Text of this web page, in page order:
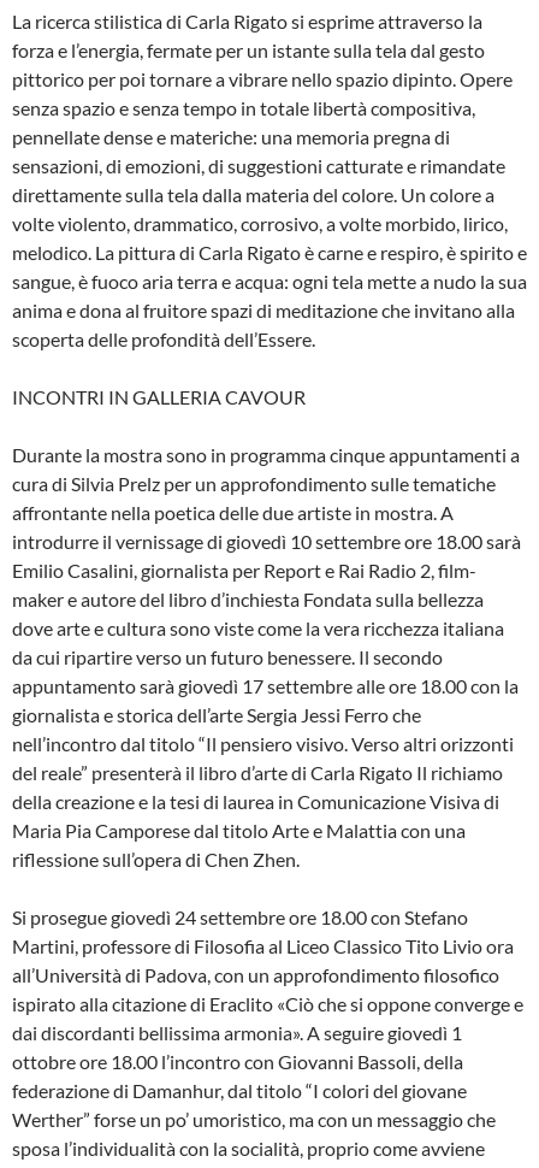
La ricerca stilistica di Carla Rigato si esprime attraverso la
forza e l’energia, fermate per un istante sulla tela dal gesto
pittorico per poi tornare a vibrare nello spazio dipinto. Opere
senza spazio e senza tempo in totale libertà compositiva,
pennellate dense e materiche: una memoria pregna di
sensazioni, di emozioni, di suggestioni catturate e rimandate
direttamente sulla tela dalla materia del colore. Un colore a
volte violento, drammatico, corrosivo, a volte morbido, lirico,
melodico. La pittura di Carla Rigato è carne e respiro, è spirito e
sangue, è fuoco aria terra e acqua: ogni tela mette a nudo la sua
anima e dona al fruitore spazi di meditazione che invitano alla
scoperta delle profondità dell’Essere.
INCONTRI IN GALLERIA CAVOUR
Durante la mostra sono in programma cinque appuntamenti a
cura di Silvia Prelz per un approfondimento sulle tematiche
affrontante nella poetica delle due artiste in mostra. A
introdurre il vernissage di giovedì 10 settembre ore 18.00 sarà
Emilio Casalini, giornalista per Report e Rai Radio 2, film-
maker e autore del libro d’inchiesta Fondata sulla bellezza
dove arte e cultura sono viste come la vera ricchezza italiana
da cui ripartire verso un futuro benessere. Il secondo
appuntamento sarà giovedì 17 settembre alle ore 18.00 con la
giornalista e storica dell’arte Sergia Jessi Ferro che
nell’incontro dal titolo “Il pensiero visivo. Verso altri orizzonti
del reale” presenterà il libro d’arte di Carla Rigato Il richiamo
della creazione e la tesi di laurea in Comunicazione Visiva di
Maria Pia Camporese dal titolo Arte e Malattia con una
riflessione sull’opera di Chen Zhen.
Si prosegue giovedì 24 settembre ore 18.00 con Stefano
Martini, professore di Filosofia al Liceo Classico Tito Livio ora
all’Università di Padova, con un approfondimento filosofico
ispirato alla citazione di Eraclito «Ciò che si oppone converge e
dai discordanti bellissima armonia». A seguire giovedì 1
ottobre ore 18.00 l’incontro con Giovanni Bassoli, della
federazione di Damanhur, dal titolo “I colori del giovane
Werther” forse un po’ umoristico, ma con un messaggio che
sposa l’individualità con la socialità, proprio come avviene